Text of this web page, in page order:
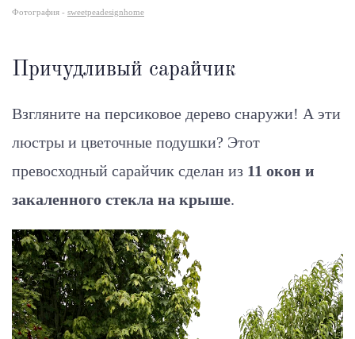
Фотография - sweetpeadesignhome
Причудливый сарайчик
Взгляните на персиковое дерево снаружи! А эти
люстры и цветочные подушки? Этот
превосходный сарайчик сделан из 11 окон и
закаленного стекла на крыше.